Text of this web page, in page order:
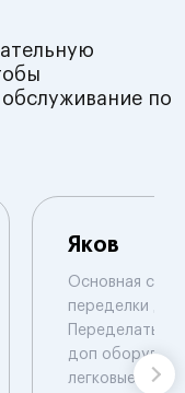
по
Яков
Основная
переделки
Переделать,
доп
легковые.